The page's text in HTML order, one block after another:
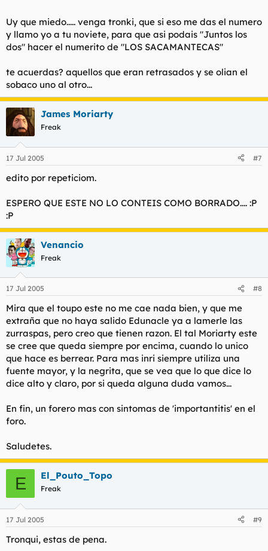
Uy que miedo..... venga tronki, que si eso me das el numero
y llamo yo a tu noviete, para que asi podais "Juntos los
dos" hacer el numerito de "LOS SACAMANTECAS"
te acuerdas? aquellos que eran retrasados y se olian el
sobaco uno al otro...
James Moriarty
Freak
17 Jul 2005 #7
edito por repeticiom.
ESPERO QUE ESTE NO LO CONTEIS COMO BORRADO.... :P
:P
Venancio
Freak
17 Jul 2005 #8
Mira que el toupo este no me cae nada bien, y que me
extraña que no haya salido Edunacle ya a lamerle las
zurraspas, pero creo que tienen razon. El tal Moriarty este
se cree que queda siempre por encima, cuando lo unico
que hace es berrear. Para mas inri siempre utiliza una
fuente mayor, y la negrita, que se vea que lo que dice lo
dice alto y claro, por si queda alguna duda vamos...
En fin, un forero mas con sintomas de 'importantitis' en el
foro.
Saludetes.
E El_Pouto_Topo
Freak
17 Jul 2005 #9
Tronqui, estas de pena.